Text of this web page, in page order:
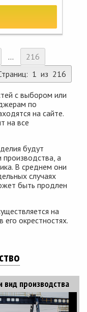
...
216
1 из 216
с выбором или
по
на сайте.
на все
будут
производства, а
В среднем они
случаях
быть продлен
на
окрестностях.
производства